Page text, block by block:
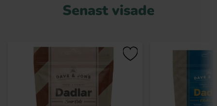
Senast visade